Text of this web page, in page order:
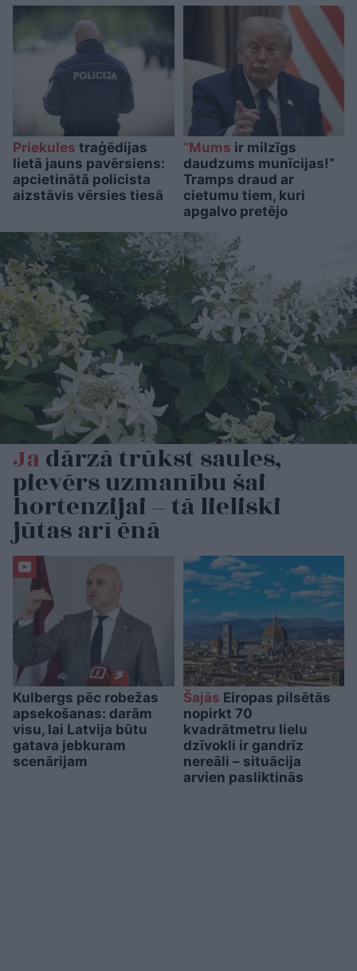
Priekules traģēdijas
lietā jauns pavērsiens:
apcietinātā policista
aizstāvis vērsies tiesā
“Mums ir milzīgs
daudzums munīcijas!”
Tramps draud ar
cietumu tiem, kuri
apgalvo pretējo
Jadārzā trūkst saules,
pievērs uzmanību šai
hortenzijai – tā lieliski
jūtas arī ēnā
Kulbergs pēc robežas
apsekošanas: darām
visu, lai Latvija būtu
gatava jebkuram
scenārijam
Šajās Eiropas pilsētās
nopirkt 70
kvadrātmetru lielu
dzīvokli ir gandrīz
nereāli – situācija
arvien pasliktinās